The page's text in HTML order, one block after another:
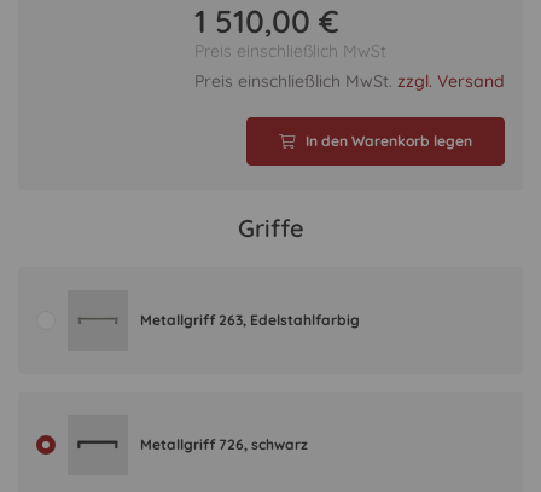
Griffe
Metallgriff 263, Edelstahlfarbig
Metallgriff 726, schwarz
1 510,00 €
Preis einschließlich MwSt
Preis einschließlich MwSt. zzgl. Versand
In den Warenkorb legen